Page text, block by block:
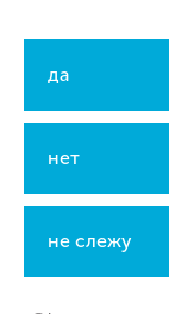
да
нет
не слежу